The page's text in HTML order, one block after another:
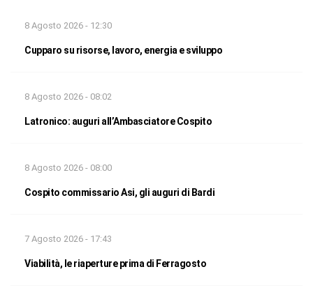
8 Agosto 2026 - 12:30
Cupparo su risorse, lavoro, energia e sviluppo
8 Agosto 2026 - 08:02
Latronico: auguri all’Ambasciatore Cospito
8 Agosto 2026 - 08:00
Cospito commissario Asi, gli auguri di Bardi
7 Agosto 2026 - 17:43
Viabilità, le riaperture prima di Ferragosto